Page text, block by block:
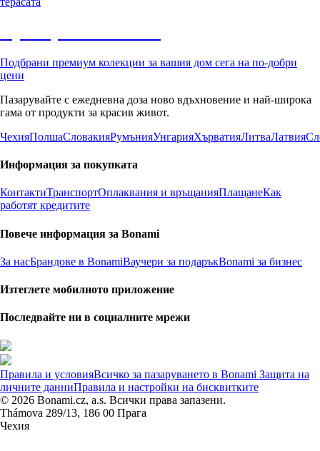
Подбрани премиум колекции за вашия дом сега на по-добри
цени
Пазарувайте с ежедневна доза ново вдъхновение и най-широка
гама от продукти за красив живот.
ЧехияПолшаСловакияРумънияУнгарияХърватияЛитваЛатвия
Информация за покупката
КонтактиТранспортОплаквания и връщанияПлащанеКак
работят кредитите
Повече информация за Bonami
За насБрандове в BonamiВаучери за подаръкBonami за бизнес
Изтеглете мобилното приложение
Последвайте ни в социалните мрежи
Правила и условияВсичко за пазаруването в Bonami Защита на
личните данниПравила и настройки на бисквитките
© 2026 Bonami.cz, a.s. Всички права запазени.
Thámova 289/13, 186 00 Прага
Чехия